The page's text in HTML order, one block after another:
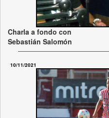
Charla a fondo con
Sebastián Salomón
10/11/2021